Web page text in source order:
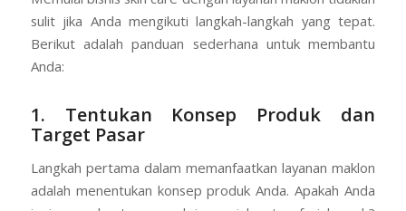
sulit jika Anda mengikuti langkah-langkah yang tepat.
Berikut adalah panduan sederhana untuk membantu
Anda:
1. Tentukan Konsep Produk dan
Target Pasar
Langkah pertama dalam memanfaatkan layanan maklon
adalah menentukan konsep produk Anda. Apakah Anda